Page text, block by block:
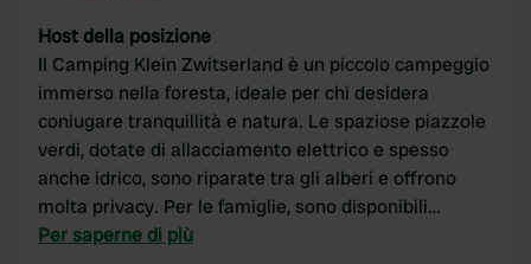
Host della posizione
Il Camping Klein Zwitserland è un piccolo campeggio
immerso nella foresta, ideale per chi desidera
coniugare tranquillità e natura. Le spaziose piazzole
verdi, dotate di allacciamento elettrico e spesso
anche idrico, sono riparate tra gli alberi e offrono
molta privacy. Per le famiglie, sono disponibili
piscine e aree giochi, mentre i dintorni boschivi
Per saperne di più